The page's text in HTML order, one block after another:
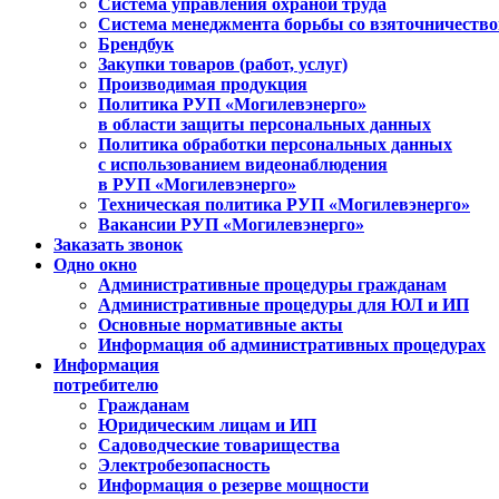
Система управления охраной труда
Система менеджмента борьбы со
Брендбук
Закупки товаров (работ, услуг)
Производимая продукция
Политика РУП «Могилевэнерго»
в области защиты персональных данных
Политика обработки персональных данных
с использованием видеонаблюдения
в РУП «Могилевэнерго»
Техническая политика РУП «Могилевэнерго»
Вакансии РУП «Могилевэнерго»
Заказать звонок
Одно окно
Административные процедуры гражданам
Административные процедуры для ЮЛ и ИП
Основные нормативные акты
Информация об административных процедурах
Информация
потребителю
Гражданам
Юридическим лицам и ИП
Садоводческие товарищества
Электробезопасность
Информация о резерве мощности